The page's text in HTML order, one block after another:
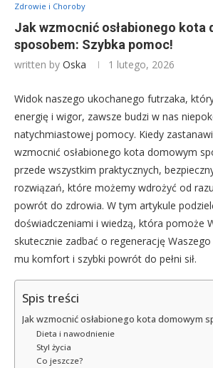
Zdrowie i Choroby
Jak wzmocnić osłabionego kota
sposobem: Szybka pomoc!
written by Oska 1 lutego, 2026
Widok naszego ukochanego futrzaka,
energię i wigor, zawsze budzi w nas
natychmiastowej pomocy. Kiedy
wzmocnić osłabionego kota domowym
przede wszystkim praktycznych,
rozwiązań, które możemy wdrożyć od
powrót do zdrowia. W tym artykule
doświadczeniami i wiedzą, która pomoże
skutecznie zadbać o regenerację
mu komfort i szybki powrót do pełni sił.
Spis treści
Jak wzmocnić osłabionego kota domowym
Dieta i nawodnienie
Styl życia
Co jeszcze?